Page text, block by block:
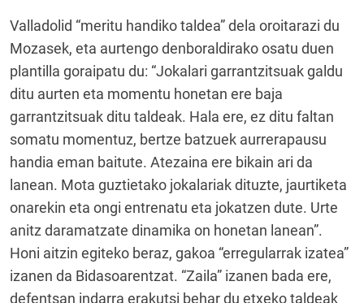
Valladolid “meritu handiko taldea” dela oroitarazi du
Mozasek, eta aurtengo denboraldirako osatu duen
plantilla goraipatu du: “Jokalari garrantzitsuak galdu
ditu aurten eta momentu honetan ere baja
garrantzitsuak ditu taldeak. Hala ere, ez ditu faltan
somatu momentuz, bertze batzuek aurrerapausu
handia eman baitute. Atezaina ere bikain ari da
lanean. Mota guztietako jokalariak dituzte, jaurtiketa
onarekin eta ongi entrenatu eta jokatzen dute. Urte
anitz daramatzate dinamika on honetan lanean”.
Honi aitzin egiteko beraz, gakoa “erregularrak izatea”
izanen da Bidasoarentzat. “Zaila” izanen bada ere,
defentsan indarra erakutsi behar du etxeko taldeak